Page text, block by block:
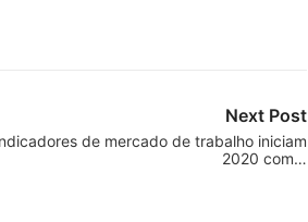
Next Post
de mercado de trabalho iniciam
2020 com…